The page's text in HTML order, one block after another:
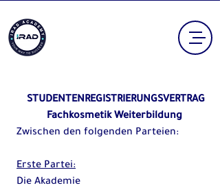
STUDENTENREGISTRIERUNGSVERTRAG
Fachkosmetik Weiterbildung
Zwischen den folgenden Parteien:
Erste Partei:
Die Akademie